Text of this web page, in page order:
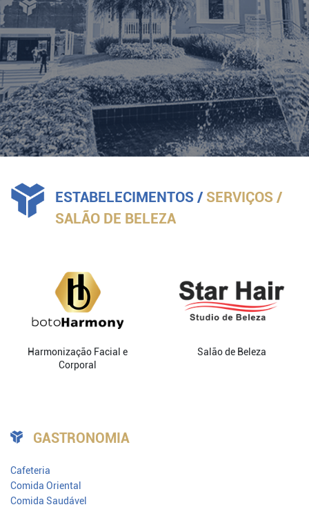
ESTABELECIMENTOS / SERVIÇOS /
SALÃO DE BELEZA
Harmonização Facial e
Corporal
Salão de Beleza
GASTRONOMIA
Cafeteria
Comida Oriental
Comida Saudável